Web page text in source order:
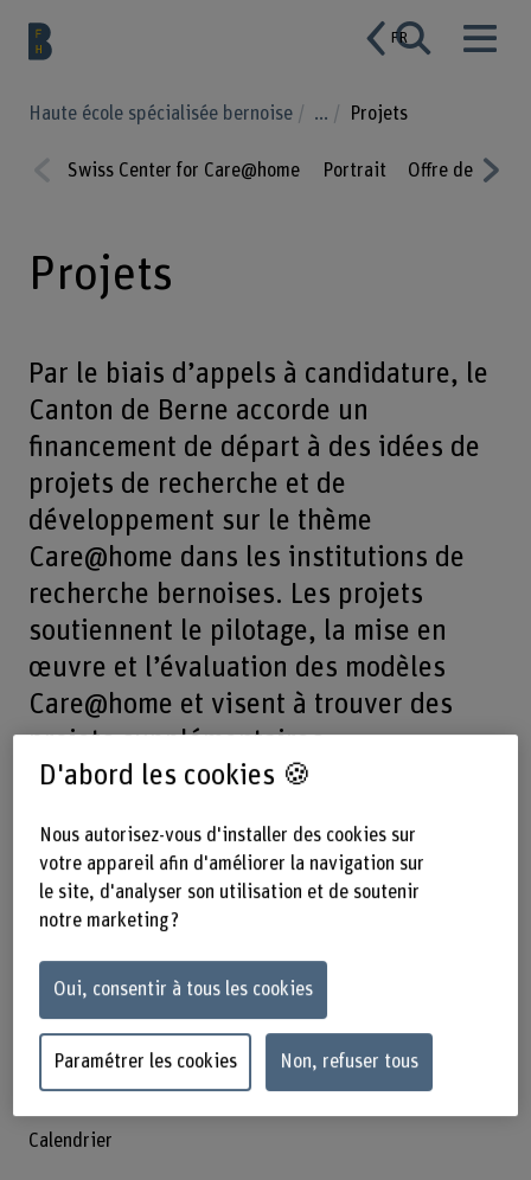
FR
Haute école spécialisée bernoise ... Projets
ious
Swiss Center for Care@home Portrait Offre de
Projets
Par le biais d’appels à candidature, le
Canton de Berne accorde un
financement de départ à des idées de
projets de recherche et de
développement sur le thème
Care@home dans les institutions de
recherche bernoises. Les projets
soutiennent le pilotage, la mise en
œuvre et l’évaluation des modèles
Care@home et visent à trouver des
projets supplémentaires.
participez au développement des modèles de soins
Care@home ou souhaitez devenir partenaire du Swiss
Center for Care@home et nous soutenir? Contactez-nous
maintenant!
Call for proposals
4èmeAppel à propositions 2027
Appel à propositions n° 4 «Projets Care@home 2027»
(DE)
Calendrier
D'abord les cookies 🍪
Nous autorisez-vous d'installer des cookies sur
votre appareil afin d'améliorer la navigation sur
le site, d'analyser son utilisation et de soutenir
notre marketing ?
Oui, consentir à tous les cookies
Paramétrer les cookies Non, refuser tous